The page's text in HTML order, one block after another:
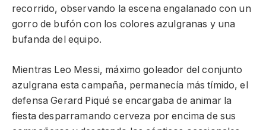
recorrido, observando la escena engalanado con un
gorro de bufón con los colores azulgranas y una
bufanda del equipo.
Mientras Leo Messi, máximo goleador del conjunto
azulgrana esta campaña, permanecía más tímido, el
defensa Gerard Piqué se encargaba de animar la
fiesta desparramando cerveza por encima de sus